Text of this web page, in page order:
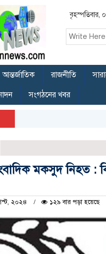
বৃহস্পতিবার,
আন্তর্জাতিক রাজনীতি
সংগঠনের খবর
মকসুদ নিহত :
২০২৪ ১২৯ বার পড়া হয়েছে